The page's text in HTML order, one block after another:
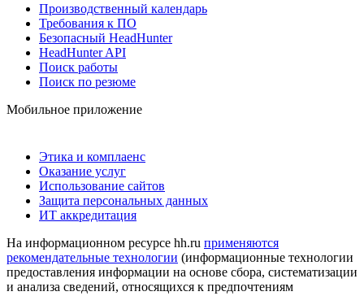
Производственный календарь
Требования к ПО
Безопасный HeadHunter
HeadHunter API
Поиск работы
Поиск по резюме
Мобильное приложение
Этика и комплаенс
Оказание услуг
Использование сайтов
Защита персональных данных
ИТ аккредитация
На информационном ресурсе hh.ru применяются
рекомендательные технологии (информационные технологии
предоставления информации на основе сбора, систематизации
и анализа сведений, относящихся к предпочтениям